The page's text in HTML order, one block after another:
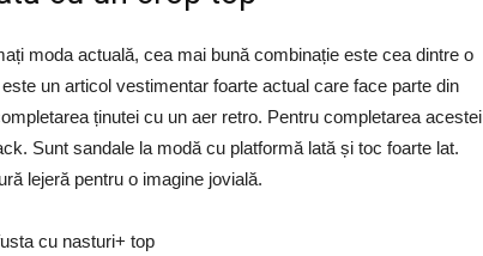
moda actuală, cea mai bună combinație este cea dintre o
un articol vestimentar foarte actual care face parte din
ținutei cu un aer retro. Pentru completarea acestei
Sunt sandale la modă cu platformă lată și toc foarte lat.
lejeră pentru o imagine jovială.